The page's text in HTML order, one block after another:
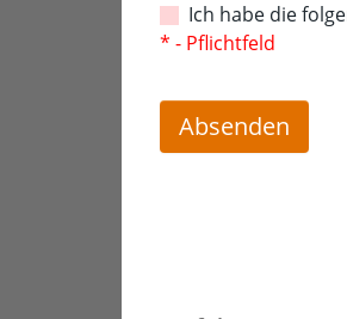
Ich habe die
* - Pflichtfeld
Absenden